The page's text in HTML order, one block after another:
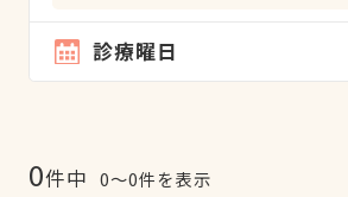
診療曜日
0件中 0〜0件を表示